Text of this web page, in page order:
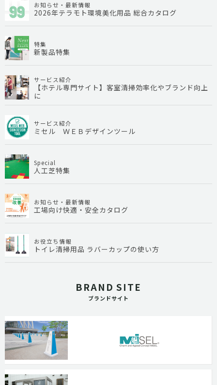
お知らせ・最新情報
2026年テラモト環境美化用品 総合カタログ
特集
新製品特集
サービス紹介
【ホテル専門サイト】客室清掃効率化やブランド向上
に
サービス紹介
ミセル ＷＥＢデザインツール
Special
人工芝特集
お知らせ・最新情報
工場向け快適・安全カタログ
お役立ち情報
トイレ清掃用品 ラバーカップの使い方
BRAND SITE
ブランドサイト